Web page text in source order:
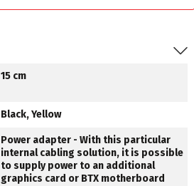
15 cm
Black, Yellow
Power adapter - With this particular
internal cabling solution, it is possible
to supply power to an additional
graphics card or BTX motherboard